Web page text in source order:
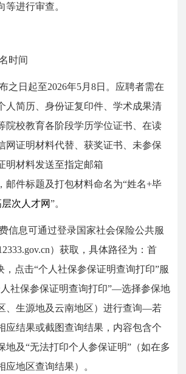
等进行审查。
时间
之日起至2026年5月8日。应聘者需在
人简历、身份证复印件、学术成果清
院校教育各阶段学历学位证书、在读
网证明材料代替、获奖证书、未参保
明材料发送至指定邮箱
，邮件标题及打包材料命名为“姓名+毕
层次人才网”。
信息可通过登录国家社会保险公共服
）获取，具体路径为：首
，点击“个人社保参保证明查询打印”服
社保参保证明查询打印”—选择参保地
、生源地及云南地区）进行查询—若
应结果或截图查询结果，内容包含个
地及“无法打印个人参保证明”（如在多
应地区查询结果）。